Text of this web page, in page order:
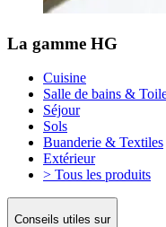
La gamme HG
Cuisine
Salle de bains &
Séjour
Sols
Buanderie & Textiles
Extérieur
> Tous les produits
Conseils utiles sur